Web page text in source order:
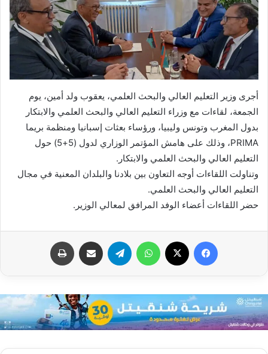
أجرى وزير التعليم العالي والبحث العلمي، يعقوب ولد أمين، يوم
الجمعة، لقاءات مع وزراء التعليم العالي والبحث العلمي والابتكار
بدول المغرب وتونس وليبيا، ورؤساء بعثات إسبانيا ومنظمة بريما
PRIMA، وذلك على هامش المؤتمر الوزاري لدول (5+5) حول
التعليم العالي والبحث العلمي والابتكار.
وتناولت اللقاءات أوجه التعاون بين بلادنا والبلدان المعنية في مجال
التعليم العالي والبحث العلمي.
حضر اللقاءات أعضاء الوفد المرافق لمعالي الوزير.
فيسبوك واتساب تيلقرام مشاركة عبر البريد